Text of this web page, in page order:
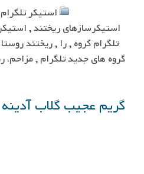
استیکر تلگرام
استیکرسازهای ریختند,
تلگرام گروه,را, ریختند روستا,
گروه های جدید تلگرام,مزاحم،
گریم عجیب گلاب